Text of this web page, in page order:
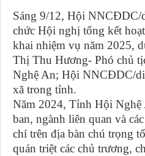
Sáng 9/12, Hội
chức Hội nghị tổng kết
khai nhiệm vụ năm 2025,
Thị Thu Hương- Phó chủ
Nghệ An; Hội NNCĐDC/
xã trong tỉnh.
Năm 2024, Tỉnh Hội Nghệ
ban, ngành liên quan và
chí trên địa bàn chú trọng
quán triệt các chủ trương,